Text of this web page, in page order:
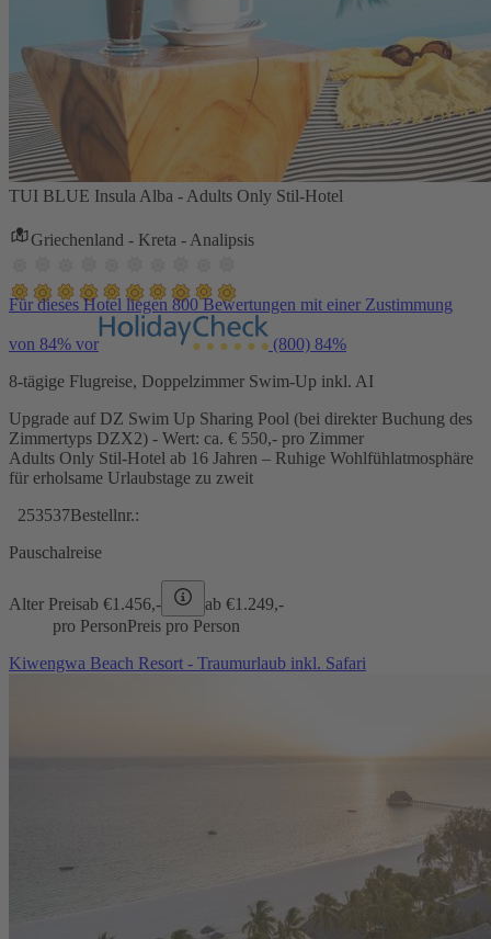
TUI BLUE Insula Alba - Adults Only Stil-Hotel
Griechenland - Kreta - Analipsis
Für dieses Hotel liegen 800 Bewertungen mit einer Zustimmung
von 84% vor (800) 84%
8-tägige Flugreise, Doppelzimmer Swim-Up inkl. AI
Upgrade auf DZ Swim Up Sharing Pool (bei direkter Buchung des
Zimmertyps DZX2) - Wert: ca. € 550,- pro Zimmer
Adults Only Stil-Hotel ab 16 Jahren – Ruhige Wohlfühlatmosphäre
für erholsame Urlaubstage zu zweit
253537Bestellnr.:
Pauschalreise
Alter Preisab €1.456,- ab €1.249,-
pro PersonPreis pro Person
Kiwengwa Beach Resort - Traumurlaub inkl. Safari